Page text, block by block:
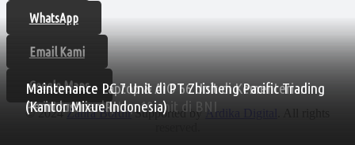
Maintenance laptop 10 unit di BNI
Maintenance Laptop & AIO 66 Unit di Kementerian
Perindustrian RI
Maintenance PC 7 Unit di PT Zhisheng Pacific Trading
(Kantor Mixue Indonesia)
WhatsApp
Email Kami
Google Maps
© 2024Zahra BordirSupported by Ardika Digital